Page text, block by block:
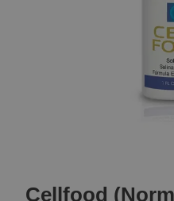
the
Cellfood